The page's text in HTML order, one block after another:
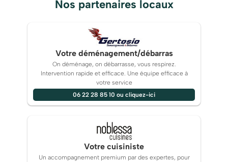
Nos partenaires locaux
Votre déménagement/débarras
On déménage, on débarrasse, vous respirez.
Intervention rapide et efficace. Une équipe efficace à
votre service
06 22 28 85 10 ou cliquez-ici
Votre cuisiniste
Un accompagnement premium par des expertes, pour